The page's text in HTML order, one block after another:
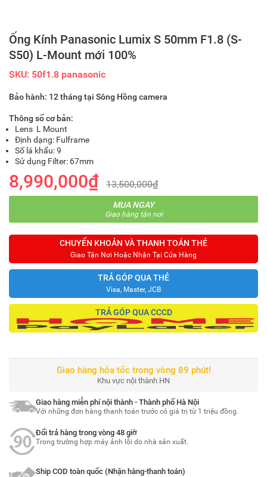
Ống Kính Panasonic Lumix S 50mm F1.8 (S-
S50) L-Mount mới 100%
SKU: 50f1.8 panasonic
Bảo hành: 12 tháng tại Sông Hồng camera
Thông số cơ bản:
Lens L Mount
Định dạng: Fulframe
Số lá khẩu: 9
Sử dụng Filter: 67mm
8,990,000₫ 13,500,000₫
MUA NGAY
Giao hàng tận nơi
CHUYỂN KHOẢN VÀ THANH TOÁN THẺ
Giao Tận Nơi Hoặc Nhận Tại Cửa Hàng
TRẢ GÓP QUA THẺ
Visa, Master, JCB
TRẢ GÓP QUA CCCD
Giao hàng hỏa tốc trong vòng 89 phút!
Khu vực nội thành HN
Giao hàng miễn phí nội thành - Thành phố Hà Nội
Với những đơn hàng thanh toán trước có giá trị từ 1 triệu đồng.
Đổi trả hàng trong vòng 48 giờ
Trong trường hợp máy ảnh lỗi do nhà sản xuất.
Ship COD toàn quốc (Nhận hàng-thanh toán)